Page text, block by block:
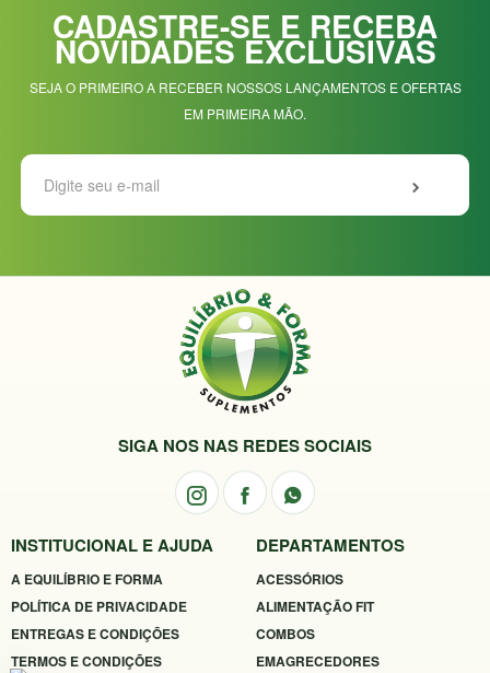
CADASTRE-SE E RECEBA
NOVIDADES EXCLUSIVAS
SEJA O PRIMEIRO A RECEBER NOSSOS LANÇAMENTOS E OFERTAS
EM PRIMEIRA MÃO.
SIGA NOS NAS REDES SOCIAIS
INSTITUCIONAL E AJUDA
A EQUILÍBRIO E FORMA
POLÍTICA DE PRIVACIDADE
ENTREGAS E CONDIÇÕES
TERMOS E CONDIÇÕES
DEPARTAMENTOS
ACESSÓRIOS
ALIMENTAÇÃO FIT
COMBOS
EMAGRECEDORES